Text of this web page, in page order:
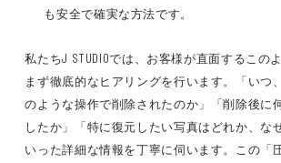
も安全で確実な方法です。
私たちJ STUDIOでは、お客様が直面するこの
まず徹底的なヒアリングを行います。「いつ
のような操作で削除されたのか」「削除後に
したか」「特に復元したい写真はどれか、な
いった詳細な情報を丁寧に伺います。この「